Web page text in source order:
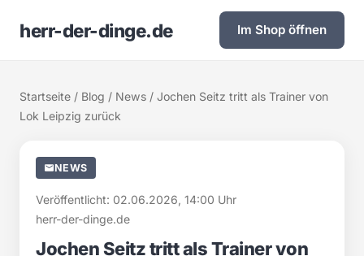
herr-der-dinge.de Im Shop öffnen
Startseite / Blog / News / Jochen Seitz tritt als Trainer von
Lok Leipzig zurück
NEWS
Veröffentlicht: 02.06.2026, 14:00 Uhr
herr-der-dinge.de
Jochen Seitz tritt als Trainer von